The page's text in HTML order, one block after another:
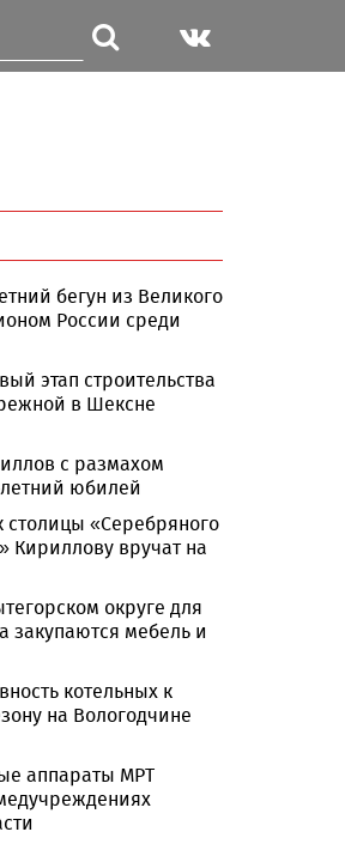
бегун из Великого
России среди
этап строительства
в Шексне
с размахом
юбилей
столицы «Серебряного
Кириллову вручат на
округе для
закупаются мебель и
котельных к
на Вологодчине
аппараты МРТ